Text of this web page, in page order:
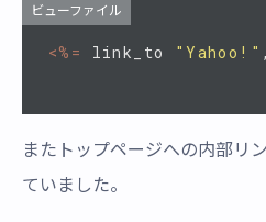
ビューファイル
<%= link_to "Yahoo!" ,
またトップページへの内部リ
ていました。